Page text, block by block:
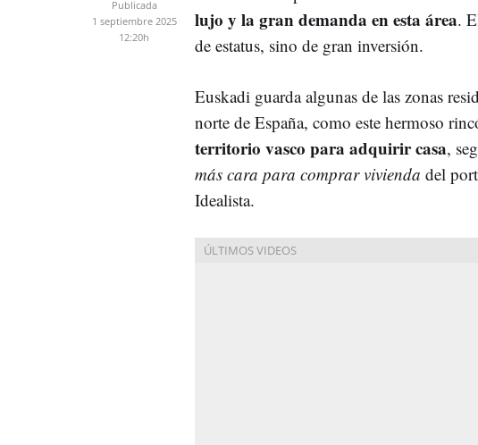
Publicada
1 septiembre 2025
12:20h
lujo y la gran demanda en esta área.
de estatus, sino de gran inversión.
Euskadi guarda algunas de las zonas
norte de España, como este hermoso
territorio vasco para adquirir casa,
más cara para comprar vivienda del
Idealista.